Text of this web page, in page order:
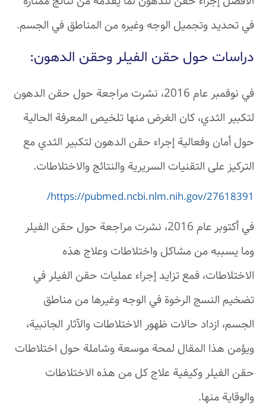
في تحديد وتجميل الوجه وغيره من المناطق في الجسم.
دراسات حول حقن الفيلر وحقن الدهون:
في نوفمبر عام 2016، نشرت مراجعة حول حقن الدهون
لتكبير الثدي، كان الغرض منها تلخيص المعرفة الحالية
حول أمان وفعالية إجراء حقن الدهون لتكبير الثدي مع
التركيز على التقنيات السريرية والنتائج والاختلاطات.
https://pubmed.ncbi.nlm.nih.gov/27618391/
في أكتوبر عام 2016، نشرت مراجعة حول حقن الفيلر
وما يسببه من مشاكل واختلاطات وعلاج هذه
الاختلاطات، فمع تزايد إجراء عمليات حقن الفيلر في
تضخيم النسج الرخوة في الوجه وغيرها من مناطق
الجسم، ازداد حالات ظهور الاختلاطات والآثار الجانبية،
ويؤمن هذا المقال لمحة موسعة وشاملة حول اختلاطات
حقن الفيلر وكيفية علاج كل من هذه الاختلاطات
والوقاية منها.